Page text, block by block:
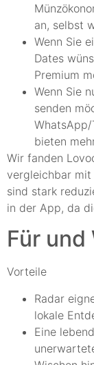
an, selbst
Wenn Sie
Dates
Premium
Wenn Sie
senden
bieten
Wir fanden
vergleichbar mit
sind stark
in der App, da
Für und
Vorteile
Radar
lokale
Eine